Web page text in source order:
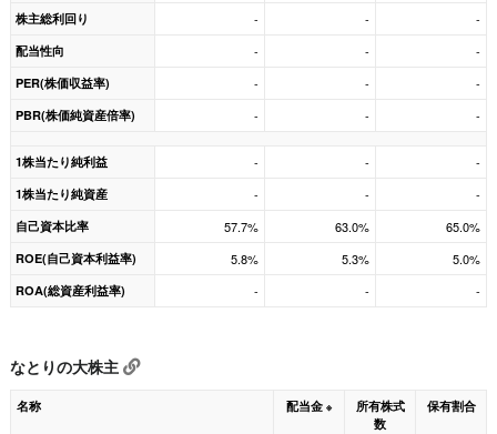
株主総利回り - - -
配当性向 - - -
PER(株価収益率) - - -
PBR(株価純資産倍率) - - -
1株当たり純利益 - - -
1株当たり純資産 - - -
自己資本比率 57.7% 63.0% 65.0%
ROE(自己資本利益率) 5.8% 5.3% 5.0%
ROA(総資産利益率) - - -
なとりの大株主
名称 配当金 ※
所有株式
数
保有割合